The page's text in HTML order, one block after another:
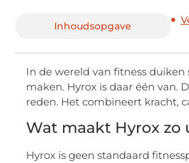
Inhoudsopgave
In de wereld van fitness
maken. Hyrox is daar één van.
reden. Het combineert kracht,
Wat maakt Hyrox zo
Hyrox is geen standaard